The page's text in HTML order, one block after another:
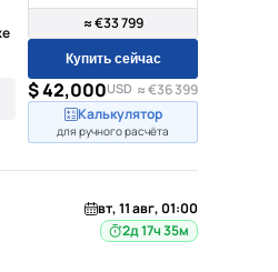
≈ €33 799
Купить сейчас
$ 42,000USD ≈ €36 399
Калькулятор
для ручного расчёта
вт, 11 авг, 01:00
2д 17ч 35м